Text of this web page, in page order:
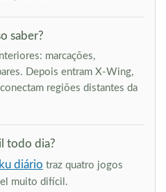
saber?
marcações,
Depois entram X-Wing,
regiões distantes da
todo dia?
diário traz quatro jogos
muito difícil.